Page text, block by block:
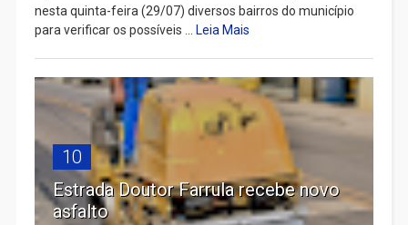
nesta quinta-feira (29/07) diversos bairros do município
para verificar os possíveis ... Leia Mais
10
Estrada Doutor Farrula recebe novo
asfalto